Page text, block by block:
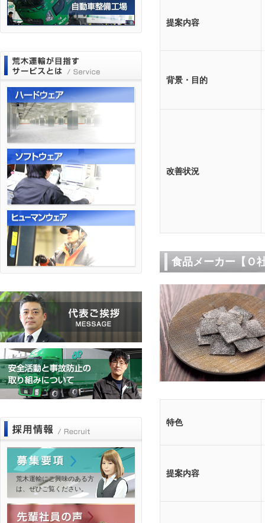
提案内容
背景・目的
改善状況
食品メーカー【Ｏ
特色
提案内容
荒木運輸にご興味のある方
は、ぜひご覧ください。